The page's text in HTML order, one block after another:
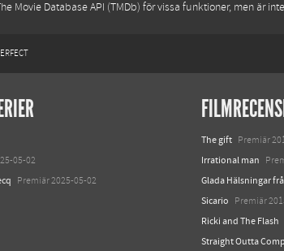
Movie Database API (TMDb) för vissa funktioner, men är
05-02
Premiär 2025-05-02
The gift Premiär
Irrational man
Glada Hälsningar
Sicario Premiär
Ricki and The Flash
Straight Outta